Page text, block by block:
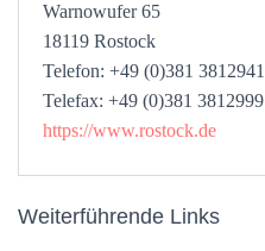
Warnowufer 65
18119 Rostock
Telefon: +49 (0)381 3812941
Telefax: +49 (0)381 3812999
https://www.rostock.de
Weiterführende Links